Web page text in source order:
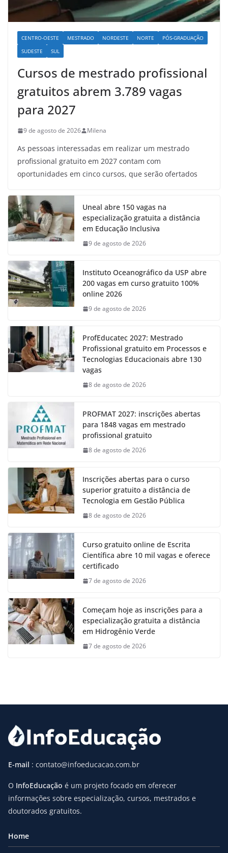
CENTRO-OESTE MESTRADO NORDESTE NORTE
PÓS-GRADUAÇÃO
SUDESTE
SUL
Cursos de mestrado profissional
gratuitos abrem 3.789 vagas
para 2027
9 de agosto de 2026 Milena
As pessoas interessadas em realizar um mestrado
profissional gratuito em 2027 contam com
oportunidades em cinco cursos, que serão ofertados
Uneal abre 150 vagas na
especialização gratuita a distância
em Educação Inclusiva
9 de agosto de 2026
Instituto Oceanográfico da USP abre
200 vagas em curso gratuito 100%
online 2026
9 de agosto de 2026
ProfEducatec 2027: Mestrado
Profissional gratuito em Processos e
Tecnologias Educacionais abre 130
vagas
8 de agosto de 2026
PROFMAT 2027: inscrições abertas
para 1848 vagas em mestrado
profissional gratuito
8 de agosto de 2026
Inscrições abertas para o curso
superior gratuito a distância de
Tecnologia em Gestão Pública
8 de agosto de 2026
Curso gratuito online de Escrita
Científica abre 10 mil vagas e oferece
certificado
7 de agosto de 2026
Começam hoje as inscrições para a
especialização gratuita a distância
em Hidrogênio Verde
7 de agosto de 2026
E-mail : contato@infoeducacao.com.br
O InfoEducação é um projeto focado em oferecer
informações sobre especialização, cursos, mestrados e
doutorados gratuitos.
Home